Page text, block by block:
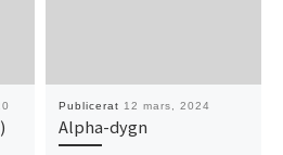
Publicerat 12 mars, 2024
Alpha-dygn